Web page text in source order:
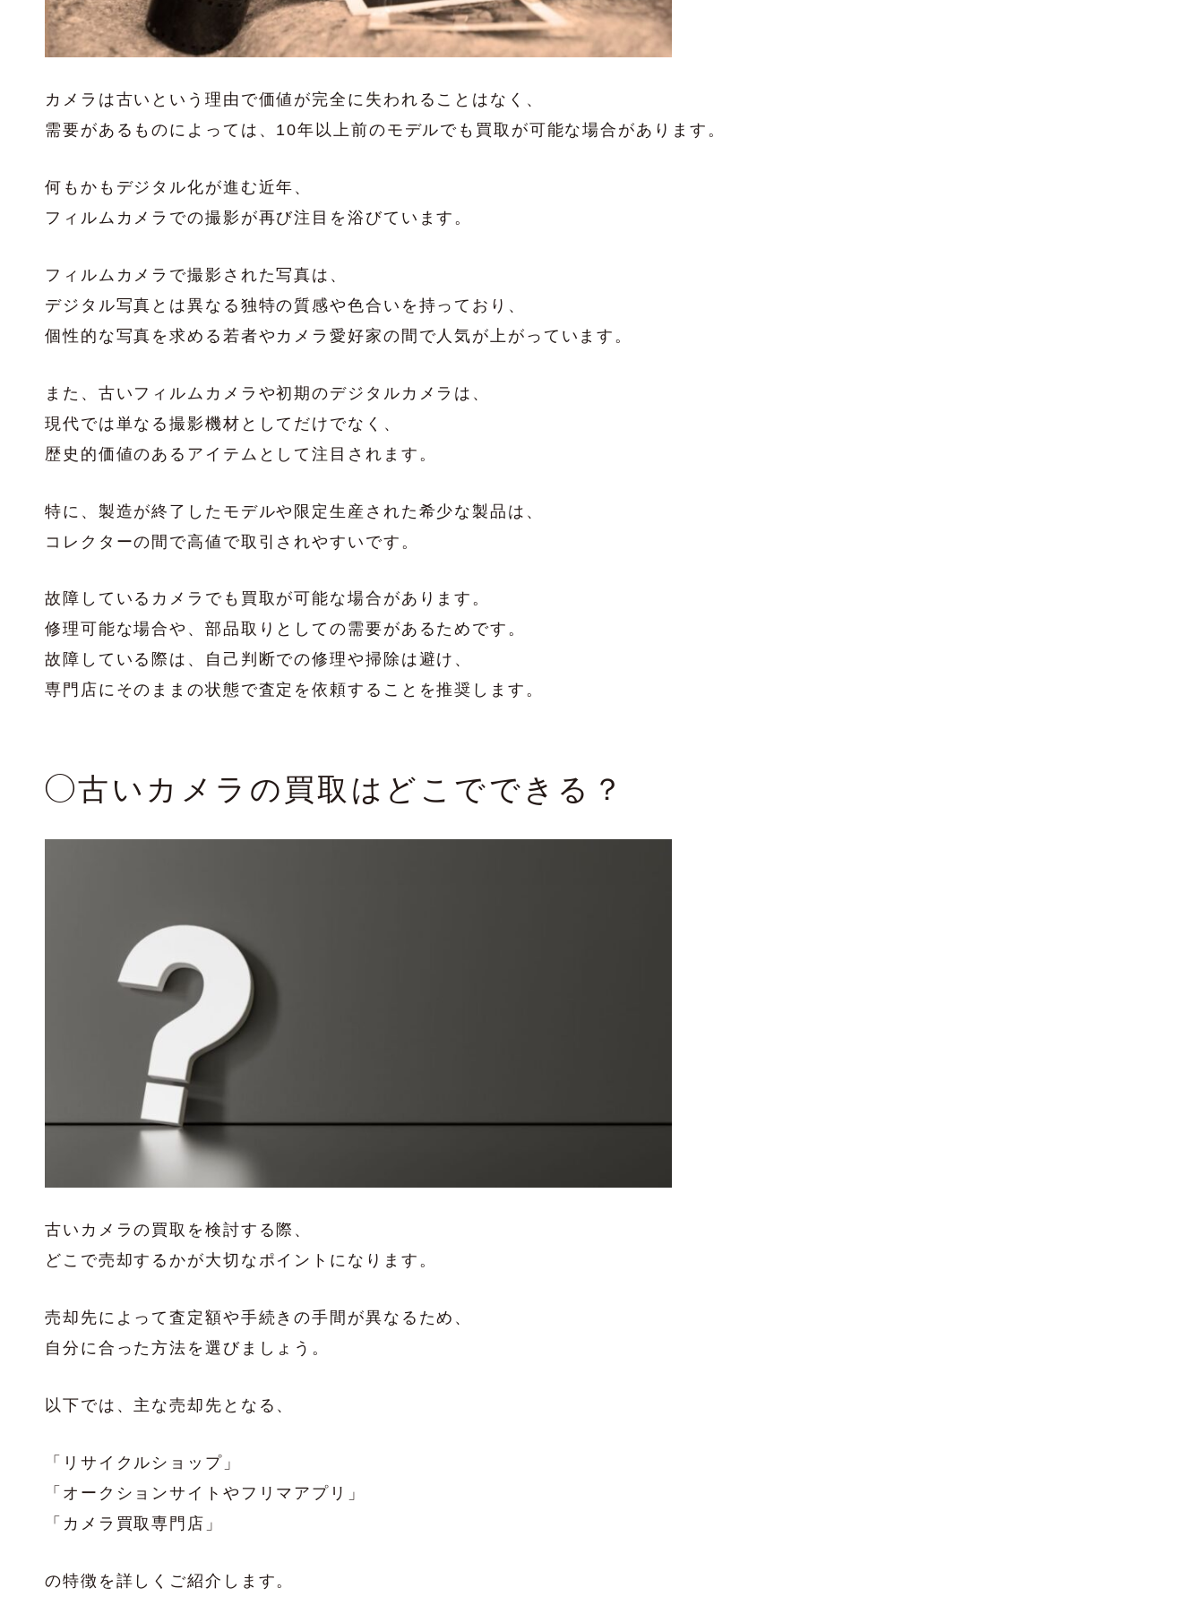
カメラは古いという理由で価値が完全に失われることはなく、
需要があるものによっては、10年以上前のモデルでも買取が可能な場合があります。
何もかもデジタル化が進む近年、
フィルムカメラでの撮影が再び注目を浴びています。
フィルムカメラで撮影された写真は、
デジタル写真とは異なる独特の質感や色合いを持っており、
個性的な写真を求める若者やカメラ愛好家の間で人気が上がっています。
また、古いフィルムカメラや初期のデジタルカメラは、
現代では単なる撮影機材としてだけでなく、
歴史的価値のあるアイテムとして注目されます。
特に、製造が終了したモデルや限定生産された希少な製品は、
コレクターの間で高値で取引されやすいです。
故障しているカメラでも買取が可能な場合があります。
修理可能な場合や、部品取りとしての需要があるためです。
故障している際は、自己判断での修理や掃除は避け、
専門店にそのままの状態で査定を依頼することを推奨します。
◯古いカメラの買取はどこでできる？
古いカメラの買取を検討する際、
どこで売却するかが大切なポイントになります。
売却先によって査定額や手続きの手間が異なるため、
自分に合った方法を選びましょう。
以下では、主な売却先となる、
「リサイクルショップ」
「オークションサイトやフリマアプリ」
「カメラ買取専門店」
の特徴を詳しくご紹介します。